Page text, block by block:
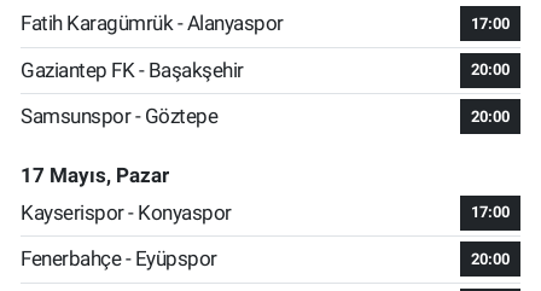
Fatih Karagümrük - Alanyaspor
17:00
Gaziantep FK - Başakşehir 20:00
Samsunspor - Göztepe 20:00
17 Mayıs, Pazar
Kayserispor - Konyaspor
17:00
Fenerbahçe - Eyüpspor 20:00